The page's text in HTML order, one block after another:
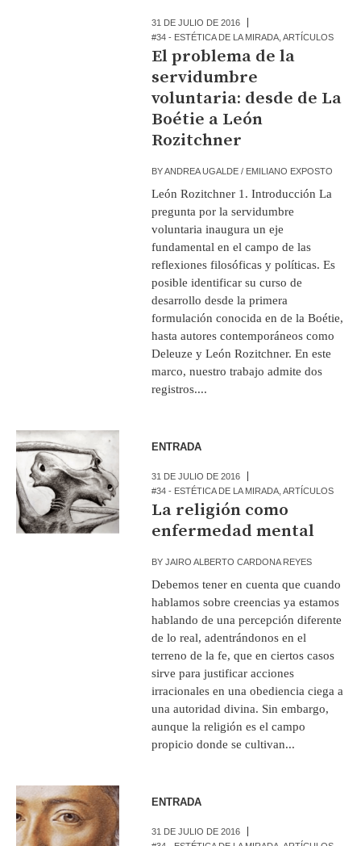
31 DE JULIO DE 2016
#34 - ESTÉTICA DE LA MIRADA ,ARTÍCULOS
El problema de la
servidumbre
voluntaria: desde de La
Boétie a León
Rozitchner
BYANDREA UGALDE / EMILIANO EXPOSTO
León Rozitchner 1. Introducción La
pregunta por la servidumbre
voluntaria inaugura un eje
fundamental en el campo de las
reflexiones filosóficas y políticas. Es
posible identificar su curso de
desarrollo desde la primera
formulación conocida en de la Boétie,
hasta autores contemporáneos como
Deleuze y León Rozitchner. En este
marco, nuestro trabajo admite dos
registros....
ENTRADA
31 DE JULIO DE 2016
#34 - ESTÉTICA DE LA MIRADA ,ARTÍCULOS
La religión como
enfermedad mental
BYJAIRO ALBERTO CARDONA REYES
Debemos tener en cuenta que cuando
hablamos sobre creencias ya estamos
hablando de una percepción diferente
de lo real, adentrándonos en el
terreno de la fe, que en ciertos casos
sirve para justificar acciones
irracionales en una obediencia ciega a
una autoridad divina. Sin embargo,
aunque la religión es el campo
propicio donde se cultivan...
ENTRADA
31 DE JULIO DE 2016